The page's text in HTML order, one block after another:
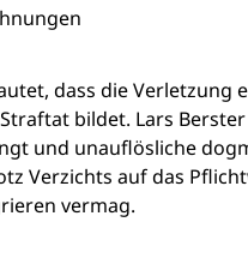
dass die Verletzung
bildet. Lars
und unauflösliche
Verzichts auf das
vermag.